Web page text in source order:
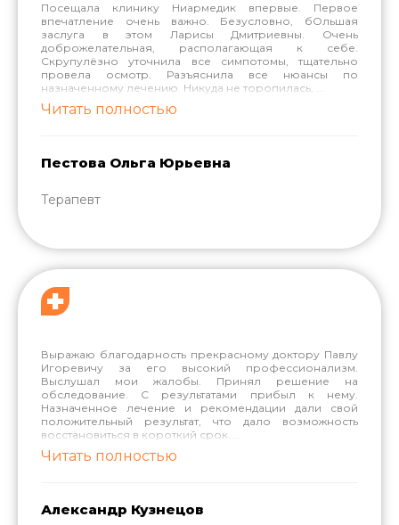
Посещала клинику Ниармедик впервые. Первое
впечатление очень важно. Безусловно, бОльшая
заслуга в этом Ларисы Дмитриевны. Очень
доброжелательная, располагающая к себе.
Скрупулёзно уточнила все симпотомы, тщательно
провела осмотр. Разъяснила все нюансы по
назначенному лечению. Никуда не торопилась,
Читать полностью
Пестова Ольга Юрьевна
Терапевт
Выражаю благодарность прекрасному доктору Павлу
Игоревичу за его высокий профессионализм.
Выслушал мои жалобы. Принял решение на
обследование. С результатами прибыл к нему.
Назначенное лечение и рекомендации дали свой
положительный результат, что дало возможность
восстановиться в короткий срок.
Читать полностью
Александр Кузнецов